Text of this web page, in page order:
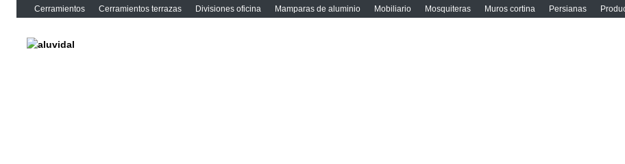
Cerramientos Cerramientos terrazas Divisiones oficina Mamparas de aluminio Mobiliario Mosquiteras Muros cortina Persianas
HOME